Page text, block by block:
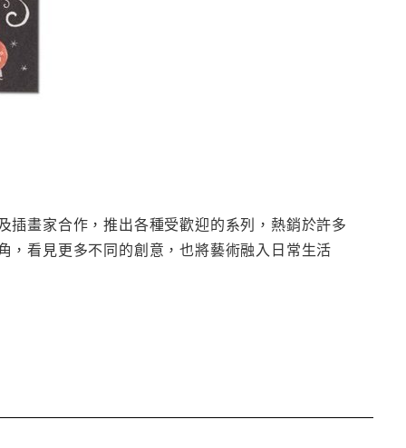
畫家合作，推出各種受歡迎的系列，熱銷於許多
，看見更多不同的創意，也將藝術融入日常生活